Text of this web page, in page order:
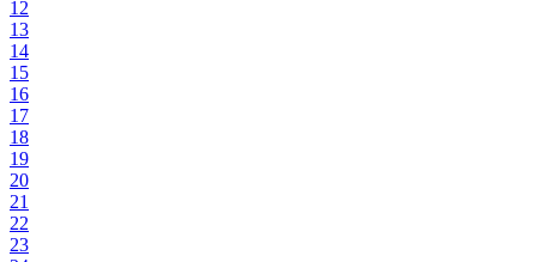
12
13
14
15
16
17
18
19
20
21
22
23